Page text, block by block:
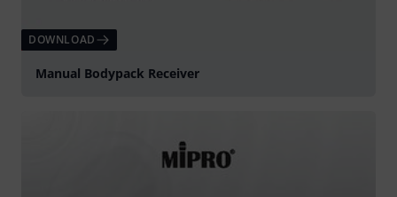
DOWNLOAD
Manual Bodypack Receiver